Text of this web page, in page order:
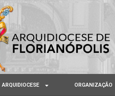
ARQUIDIOCESE ORGANIZAÇÃO